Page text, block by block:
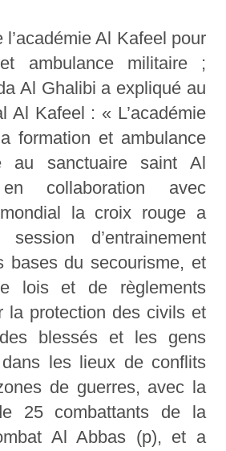
l’académie Al Kafeel pour
ambulance militaire ;
Al Ghalibi a expliqué au
Al Kafeel : « L’académie
formation et ambulance
au sanctuaire saint Al
collaboration avec
mondial la croix rouge a
d’entrainement
bases du secourisme, et
lois et de règlements
la protection des civils et
blessés et les gens
les lieux de conflits
de guerres, avec la
25 combattants de la
Al Abbas (p), et a